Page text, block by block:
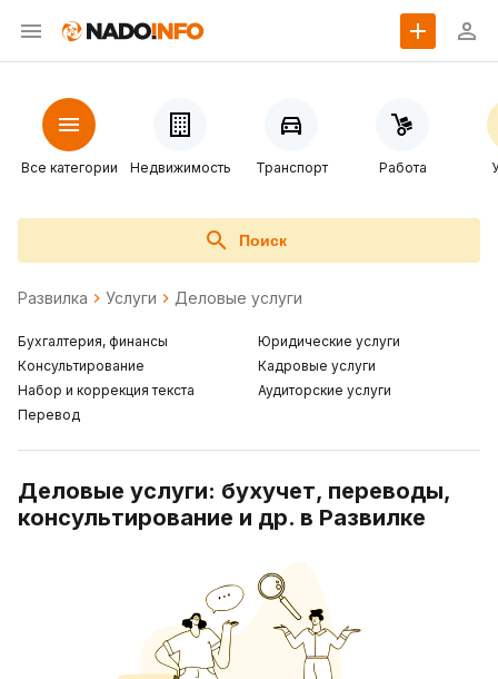
Все категории Недвижимость Транспорт Работа
Поиск
Развилка Услуги Деловые услуги
Бухгалтерия, финансы
Консультирование
Набор и коррекция текста
Перевод
Юридические услуги
Кадровые услуги
Аудиторские услуги
Деловые услуги: бухучет, переводы,
консультирование и др. в Развилке